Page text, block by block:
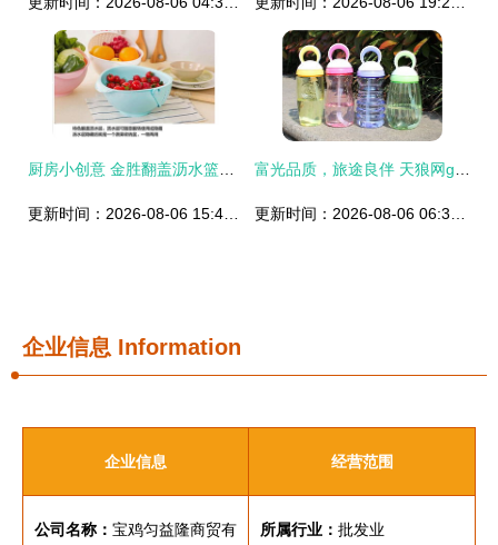
企业信息 Information
企业信息 经营范围
公司名称： 宝鸡匀益隆商贸有 所属行业： 批发业